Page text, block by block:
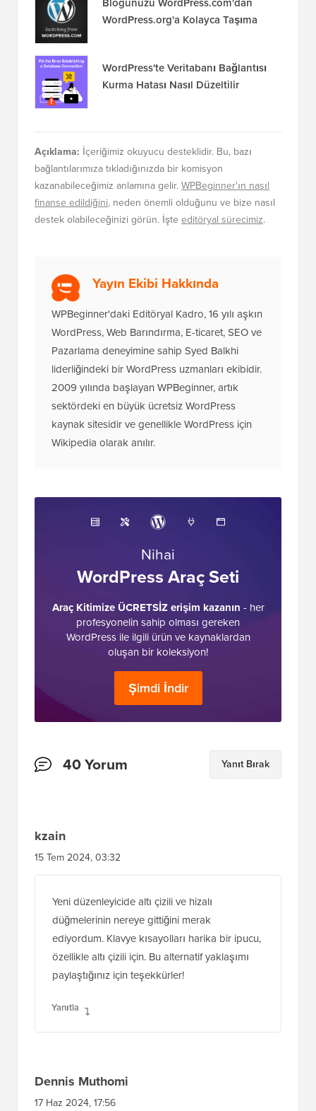
WordPress.org'a Kolayca Taşıma
WordPress'te Veritabanı Bağlantısı
Kurma Hatası Nasıl Düzeltilir
Açıklama: İçeriğimiz okuyucu desteklidir. Bu, bazı
bağlantılarımıza tıkladığınızda bir komisyon
kazanabileceğimiz anlamına gelir.WPBeginner'ın nasıl
finanse edildiğini, neden önemli olduğunu ve bize nasıl
destek olabileceğinizi görün. İşte editöryal sürecimiz.
Yayın Ekibi Hakkında
WPBeginner'daki Editöryal Kadro, 16 yılı aşkın
WordPress, Web Barındırma, E-ticaret, SEO ve
Pazarlama deneyimine sahip Syed Balkhi
liderliğindeki bir WordPress uzmanları ekibidir.
2009 yılında başlayan WPBeginner, artık
sektördeki en büyük ücretsiz WordPress
kaynak sitesidir ve genellikle WordPress için
Wikipedia olarak anılır.
Nihai
WordPress Araç Seti
Araç Kitimize ÜCRETSİZ erişim kazanın - her
profesyonelin sahip olması gereken
WordPress ile ilgili ürün ve kaynaklardan
oluşan bir koleksiyon!
Şimdi İndir
Okuyucu40 Yorum Yanıt Bırak
kzain
15 Tem 2024, 03:32
Yeni düzenleyicide altı çizili ve hizalı
düğmelerinin nereye gittiğini merak
ediyordum. Klavye kısayolları harika bir ipucu,
özellikle altı çizili için. Bu alternatif yaklaşımı
paylaştığınız için teşekkürler!
Yanıtla
Dennis Muthomi
17 Haz 2024, 17:56